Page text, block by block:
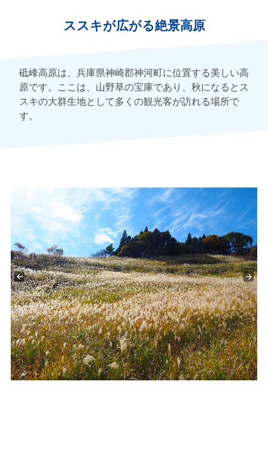
ススキが広がる絶景高原
砥峰高原は、兵庫県神崎郡神河町に位置する美しい高
原です。ここは、山野草の宝庫であり、秋になるとス
スキの大群生地として多くの観光客が訪れる場所で
す。